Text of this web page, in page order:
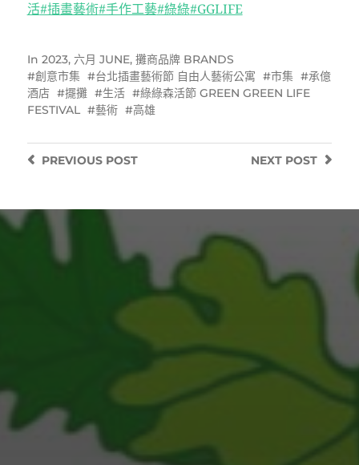
活#插畫藝術#手作工藝#綠綠#GGLIFE
In 2023, 六月 JUNE, 攤商品牌 BRANDS
創意市集
台北插畫藝術節 自由人藝術公寓 市集
承億
酒店
擺攤 生活
綠綠森活節 GREEN GREEN LIFE
FESTIVAL
藝術 高雄
NEXT POST
PREVIOUSPOST